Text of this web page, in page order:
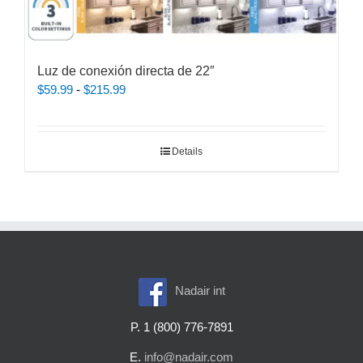
Luz de conexión directa de 22″
$59.99 - $215.99Rango
Details
Nadair int
P. 1 (800) 776-7891
E. info@nadair.com